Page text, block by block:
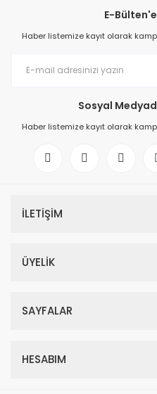
E-
Haber listemize kayıt olarak
Sosyal
Haber listemize kayıt olarak
İLETİŞİM
ÜYELİK
SAYFALAR
HESABIM